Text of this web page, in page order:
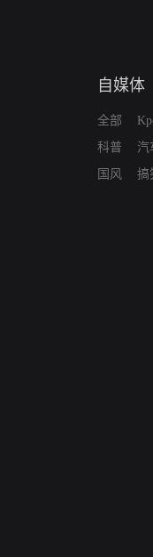
自媒体
全部
科普
国风
汽
搞